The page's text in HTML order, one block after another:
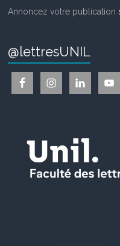
Annoncez votre publication
@lettresUNIL